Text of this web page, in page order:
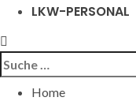
LKW-PERSONAL
Suche
Home